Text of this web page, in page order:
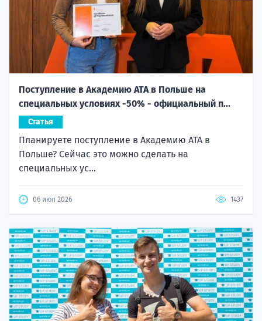
Поступление в Академию ATA в Польше на
специальных условиях -50% - официальный п...
Статья
Планируете поступление в Академию ATA в
Польше? Сейчас это можно сделать на
специальных ус...
06 июл 2026 1437